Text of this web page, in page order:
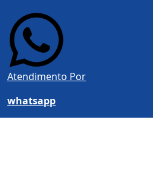
Atendimento Por
whatsapp